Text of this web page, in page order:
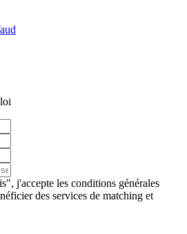
j'accepte les conditions générales
des services de matching et